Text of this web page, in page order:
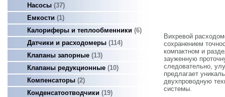
Насосы 37
Емкости
1
Калориферы и теплообменники 6
Датчики и расходомеры 114
Клапаны запорные 13
Клапаны редукционные 10
Компенсаторы 2
Конденсатоотводчики
19
Вихревой
сохранением
компактном и
зауженную
следовательно,
предлагает
двухпроводную
системы.